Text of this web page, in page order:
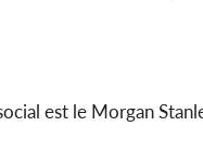
est le Morgan